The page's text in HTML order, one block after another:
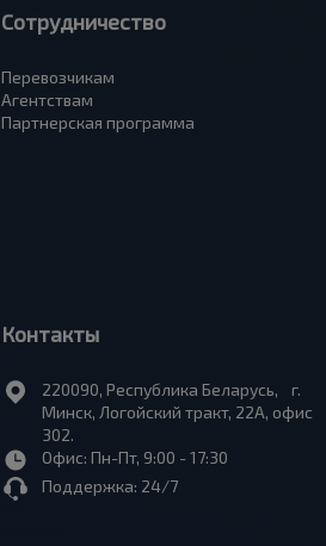
Сотрудничество
Перевозчикам
Агентствам
Партнерская программа
Контакты
220090, Республика Беларусь, г.
Минск, Логойский тракт, 22А, офис
302.
Офис: Пн-Пт, 9:00 - 17:30
Поддержка: 24/7